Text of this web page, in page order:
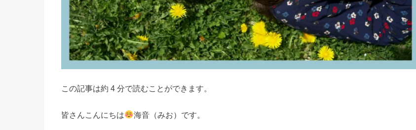
この記事は約 4 分で読むことができます。
皆さんこんにちは 海音（みお）です。